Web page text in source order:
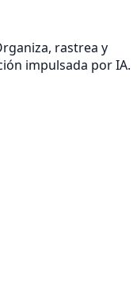
rastrea y
impulsada por IA.